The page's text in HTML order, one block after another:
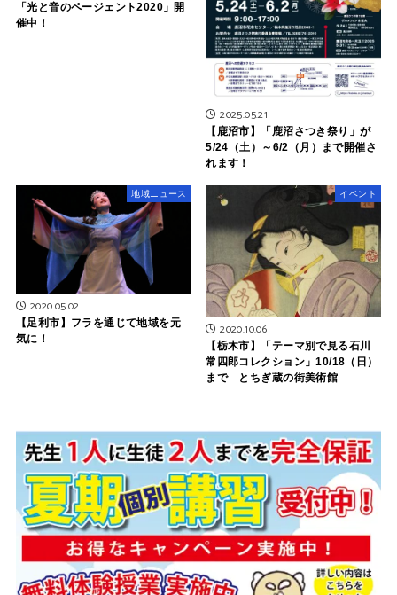
「光と音のページェント2020」開
催中！
2025.05.21
【鹿沼市】「鹿沼さつき祭り」が
5/24（土）～6/2（月）まで開催さ
れます！
地域ニュース
2020.05.02
【足利市】フラを通じて地域を元
気に！
イベント
2020.10.06
【栃木市】「テーマ別で見る石川
常四郎コレクション」10/18（日）
まで とちぎ蔵の街美術館